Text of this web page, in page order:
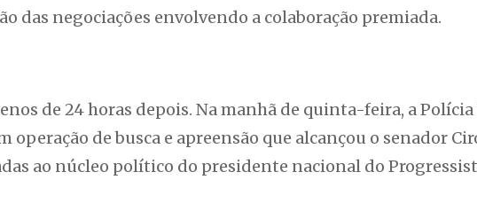
das negociações envolvendo a colaboração premiada.
de 24 horas depois. Na manhã de quinta-feira, a
operação de busca e apreensão que alcançou o senador
ao núcleo político do presidente nacional do